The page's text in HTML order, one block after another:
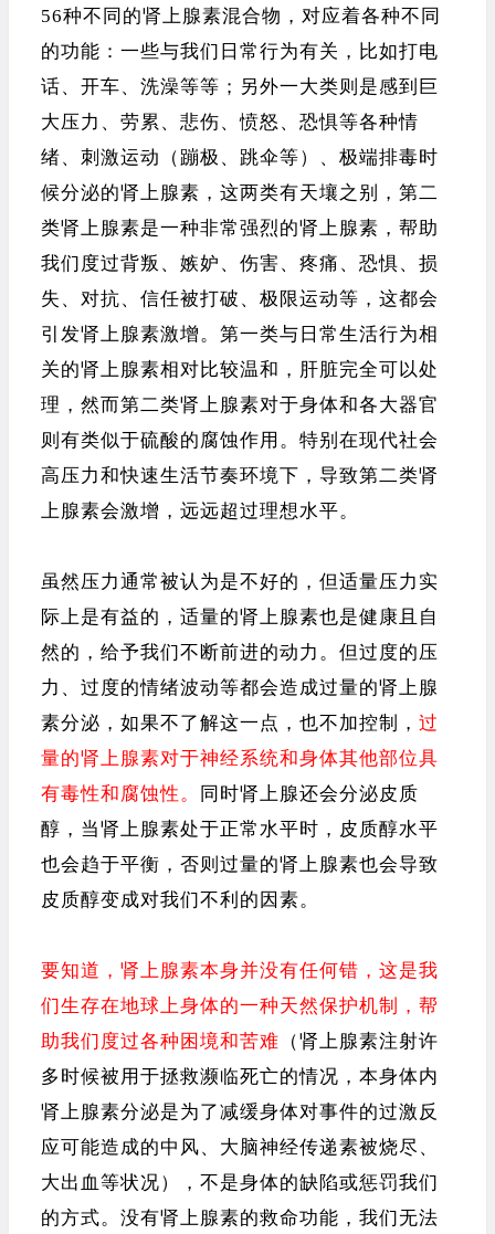
56种不同的肾上腺素混合物，对应着各种不同
的功能：一些与我们日常行为有关，比如打电
话、开车、洗澡等等；另外一大类则是感到巨
大压力、劳累、悲伤、愤怒、恐惧等各种情
绪、刺激运动（蹦极、跳伞等）、极端排毒时
候分泌的肾上腺素，这两类有天壤之别，第二
类肾上腺素是一种非常强烈的肾上腺素，帮助
我们度过背叛、嫉妒、伤害、疼痛、恐惧、损
失、对抗、信任被打破、极限运动等，这都会
引发肾上腺素激增。第一类与日常生活行为相
关的肾上腺素相对比较温和，肝脏完全可以处
理，然而第二类肾上腺素对于身体和各大器官
则有类似于硫酸的腐蚀作用。特别在现代社会
高压力和快速生活节奏环境下，导致第二类肾
上腺素会激增，远远超过理想水平。
虽然压力通常被认为是不好的，但适量压力实
际上是有益的，适量的肾上腺素也是健康且自
然的，给予我们不断前进的动力。但过度的压
力、过度的情绪波动等都会造成过量的肾上腺
素分泌，如果不了解这一点，也不加控制， 过
量的肾上腺素对于神经系统和身体其他部位具
有毒性和腐蚀性。
同时肾上腺还会分泌皮质
醇，当肾上腺素处于正常水平时，皮质醇水平
也会趋于平衡，否则过量的肾上腺素也会导致
皮质醇变成对我们不利的因素。
要知道，肾上腺素本身并没有任何错，这是我
们生存在地球上身体的一种天然保护机制，帮
助我们度过各种困境和苦难 （肾上腺素注射许
多时候被用于拯救濒临死亡的情况，本身体内
肾上腺素分泌是为了减缓身体对事件的过激反
应可能造成的中风、大脑神经传递素被烧尽、
大出血等状况），不是身体的缺陷或惩罚我们
的方式。没有肾上腺素的救命功能，我们无法